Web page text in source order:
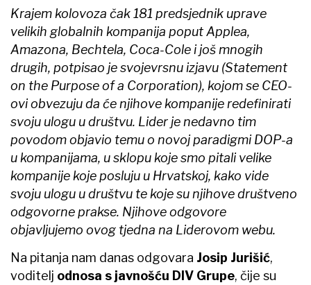
Krajem kolovoza čak 181 predsjednik uprave
velikih globalnih kompanija poput Applea,
Amazona, Bechtela, Coca-Cole i još mnogih
drugih, potpisao je svojevrsnu izjavu (Statement
on the Purpose of a Corporation), kojom se CEO-
ovi obvezuju da će njihove kompanije redefinirati
svoju ulogu u društvu. Lider je nedavno tim
povodom objavio temu o novoj paradigmi DOP-a
u kompanijama, u sklopu koje smo pitali velike
kompanije koje posluju u Hrvatskoj, kako vide
svoju ulogu u društvu te koje su njihove društveno
odgovorne prakse. Njihove odgovore
objavljujemo ovog tjedna na Liderovom webu.
Na pitanja nam danas odgovara Josip Jurišić,
voditelj odnosa s javnošću DIV Grupe, čije su